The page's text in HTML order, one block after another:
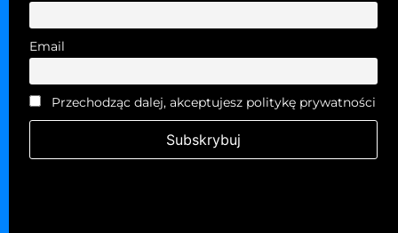
Email
Przechodząc dalej, akceptujesz politykę prywatności